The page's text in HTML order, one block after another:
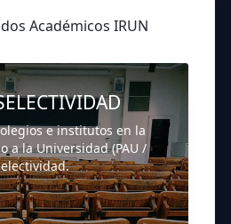
Académicos IRUN
e institutos en la
a la Universidad (PAU /